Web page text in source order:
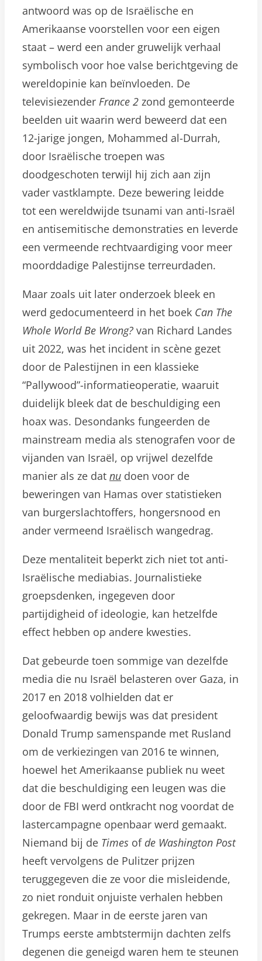
antwoord was op de Israëlische en
Amerikaanse voorstellen voor een eigen
staat – werd een ander gruwelijk verhaal
symbolisch voor hoe valse berichtgeving de
wereldopinie kan beïnvloeden. De
televisiezender France 2 zond gemonteerde
beelden uit waarin werd beweerd dat een
12-jarige jongen, Mohammed al-Durrah,
door Israëlische troepen was
doodgeschoten terwijl hij zich aan zijn
vader vastklampte. Deze bewering leidde
tot een wereldwijde tsunami van anti-Israël
en antisemitische demonstraties en leverde
een vermeende rechtvaardiging voor meer
moorddadige Palestijnse terreurdaden.
Maar zoals uit later onderzoek bleek en
werd gedocumenteerd in het boek Can The
Whole World Be Wrong? van Richard Landes
uit 2022, was het incident in scène gezet
door de Palestijnen in een klassieke
“Pallywood”-informatieoperatie, waaruit
duidelijk bleek dat de beschuldiging een
hoax was. Desondanks fungeerden de
mainstream media als stenografen voor de
vijanden van Israël, op vrijwel dezelfde
manier als ze dat nu doen voor de
beweringen van Hamas over statistieken
van burgerslachtoffers, hongersnood en
ander vermeend Israëlisch wangedrag.
Deze mentaliteit beperkt zich niet tot anti-
Israëlische mediabias. Journalistieke
groepsdenken, ingegeven door
partijdigheid of ideologie, kan hetzelfde
effect hebben op andere kwesties.
Dat gebeurde toen sommige van dezelfde
media die nu Israël belasteren over Gaza, in
2017 en 2018 volhielden dat er
geloofwaardig bewijs was dat president
Donald Trump samenspande met Rusland
om de verkiezingen van 2016 te winnen,
hoewel het Amerikaanse publiek nu weet
dat die beschuldiging een leugen was die
door de FBI werd ontkracht nog voordat de
lastercampagne openbaar werd gemaakt.
Niemand bij de Times of de Washington Post
heeft vervolgens de Pulitzer prijzen
teruggegeven die ze voor die misleidende,
zo niet ronduit onjuiste verhalen hebben
gekregen. Maar in de eerste jaren van
Trumps eerste ambtstermijn dachten zelfs
degenen die geneigd waren hem te steunen